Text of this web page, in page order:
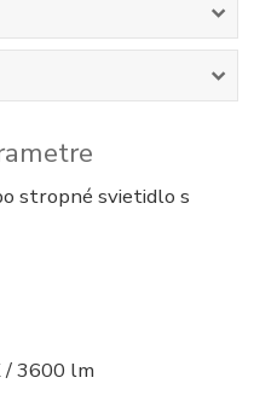
stropné svietidlo s
/ 3600 lm